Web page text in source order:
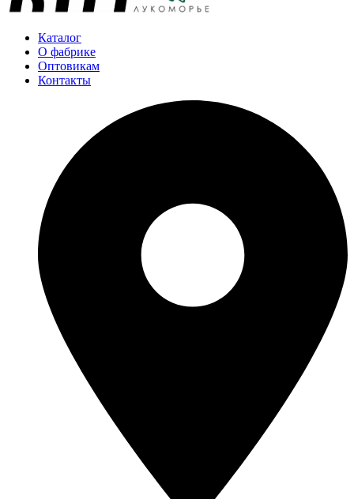
Каталог
О фабрике
Оптовикам
Контакты